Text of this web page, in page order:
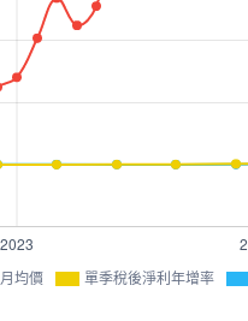
月均價 單季稅後淨利年增率